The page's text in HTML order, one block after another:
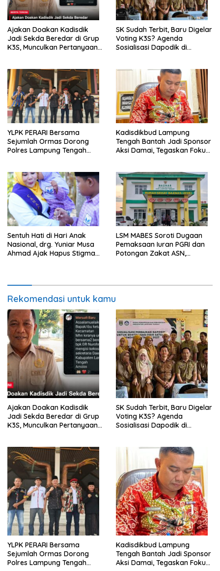
Ajakan Doakan Kadisdik
Jadi Sekda Beredar di Grup
K3S, Munculkan Pertanyaan
SK Sudah Terbit, Baru Digelar
Voting K3S? Agenda
Sosialisasi Dapodik di
YLPK PERARI Bersama
Sejumlah Ormas Dorong
Polres Lampung Tengah
Pelanggaran UU ITE
Kadisdikbud Lampung
Tengah Bantah Jadi Sponsor
Aksi Damai, Tegaskan Fokus
Sentuh Hati di Hari Anak
Nasional, drg. Yuniar Musa
Ahmad Ajak Hapus Stigma
LSM MABES Soroti Dugaan
Pemaksaan Iuran PGRI dan
Potongan Zakat ASN,
Rekomendasi untuk kamu
Ajakan Doakan Kadisdik
Jadi Sekda Beredar di Grup
K3S, Munculkan Pertanyaan
SK Sudah Terbit, Baru Digelar
Voting K3S? Agenda
Sosialisasi Dapodik di
YLPK PERARI Bersama
Sejumlah Ormas Dorong
Polres Lampung Tengah
Kadisdikbud Lampung
Tengah Bantah Jadi Sponsor
Aksi Damai, Tegaskan Fokus